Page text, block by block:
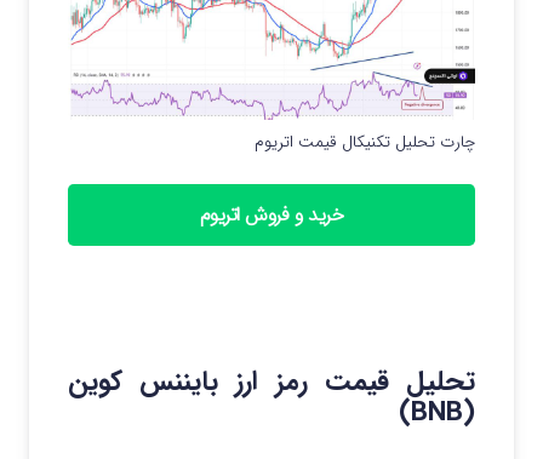
چارت تحلیل تکنیکال قیمت اتریوم
خرید و فروش اتریوم
تحلیل قیمت رمز ارز بایننس کوین
(BNB)